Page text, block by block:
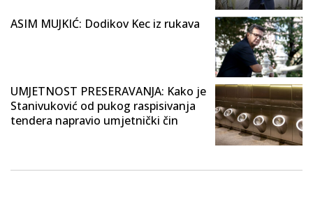
ASIM MUJKIĆ: Dodikov Kec iz rukava
UMJETNOST PRESERAVANJA: Kako je
Stanivuković od pukog raspisivanja
tendera napravio umjetnički čin